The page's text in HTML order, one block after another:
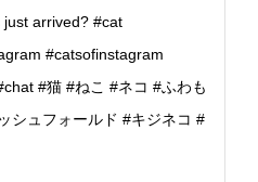
arrived? #cat
#catsofinstagram
#猫 #ねこ #ネコ #ふわも
シュフォールド #キジネコ #